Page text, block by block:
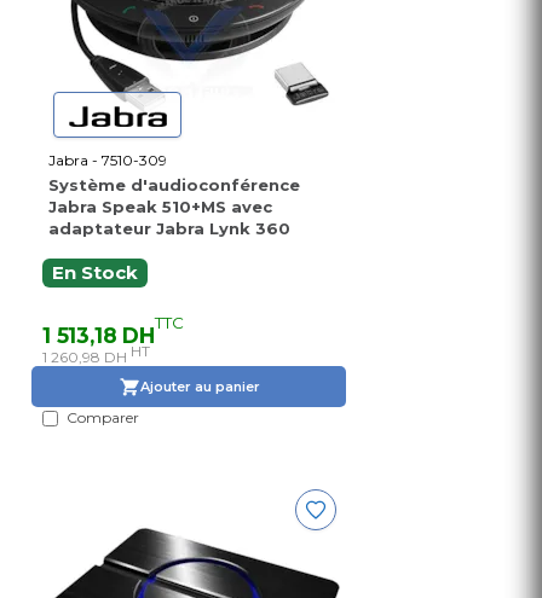
Jabra - 7510-309
Système d'audioconférence
Jabra Speak 510+MS avec
adaptateur Jabra Lynk 360
En Stock
1 513,18 DHTTC
1 260,98 DH HT
Ajouter au panier
Comparer